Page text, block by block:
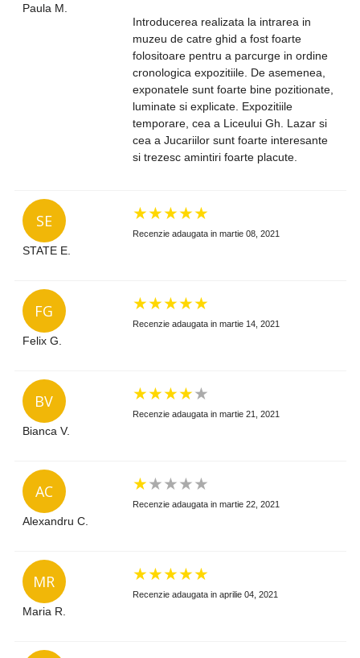
Paula M.
Introducerea realizata la intrarea in
muzeu de catre ghid a fost foarte
folositoare pentru a parcurge in ordine
cronologica expozitiile. De asemenea,
exponatele sunt foarte bine pozitionate,
luminate si explicate. Expozitiile
temporare, cea a Liceului Gh. Lazar si
cea a Jucariilor sunt foarte interesante
si trezesc amintiri foarte placute.
SE
STATE E.
★★★★★
Recenzie adaugata in martie 08, 2021
FG
Felix G.
★★★★★
Recenzie adaugata in martie 14, 2021
BV
Bianca V.
★★★★★
Recenzie adaugata in martie 21, 2021
AC
Alexandru C.
★★★★★
Recenzie adaugata in martie 22, 2021
MR
Maria R.
★★★★★
Recenzie adaugata in aprilie 04, 2021